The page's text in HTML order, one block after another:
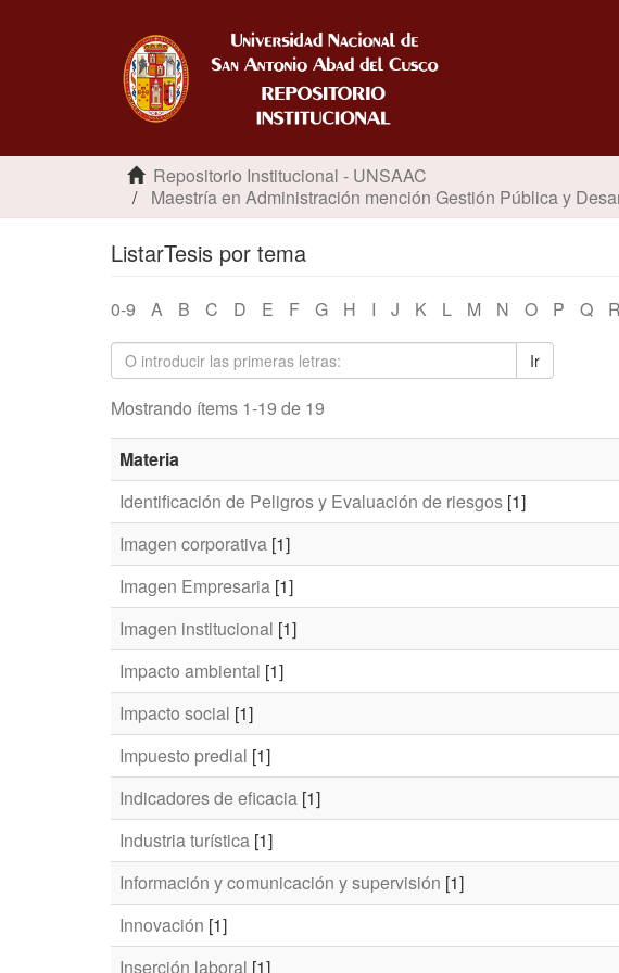
Repositorio Institucional - UNSAAC
Maestría en Administración mención Gestión Pública y
ListarTesis por tema
0-9 A B C D E F G H I J K L M N O P Q R
Ir
Mostrando ítems 1-19 de 19
Materia
Identificación de Peligros y Evaluación de riesgos [1]
Imagen corporativa [1]
Imagen Empresaria [1]
Imagen institucional [1]
Impacto ambiental [1]
Impacto social [1]
Impuesto predial [1]
Indicadores de eficacia [1]
Industria turística [1]
Información y comunicación y supervisión [1]
Innovación [1]
Inserción laboral [1]